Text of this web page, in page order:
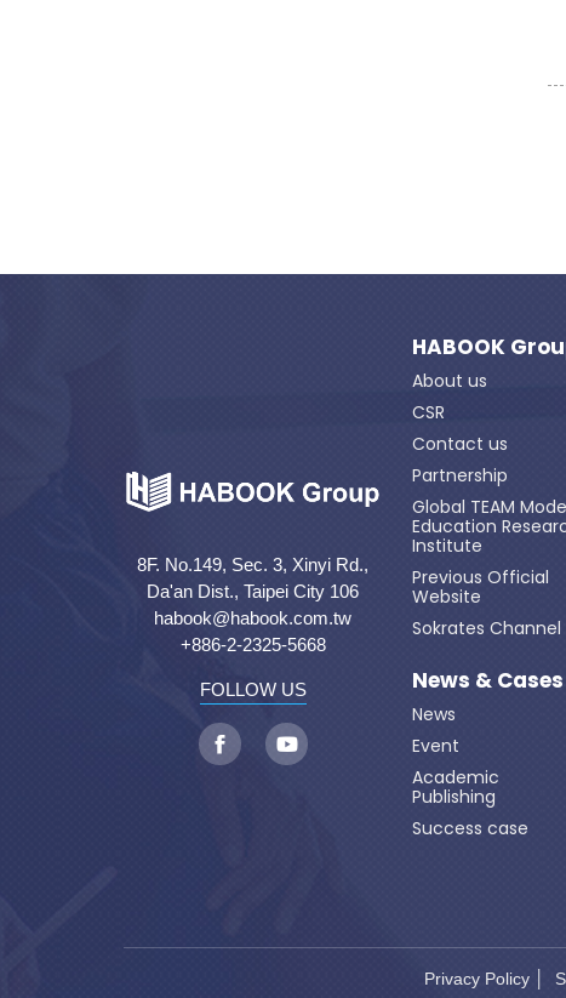
8F. No.149, Sec. 3, Xinyi Rd.,
Da'an Dist., Taipei City 106
habook@habook.com.tw
+886-2-2325-5668
FOLLOW US
HABOOK
About us
CSR
Contact us
Partnership
Global TEAM
Education
Institute
Previous Official
Website
Sokrates Channel
News & Cases
News
Event
Academic
Publishing
Success case
Privacy Policy│